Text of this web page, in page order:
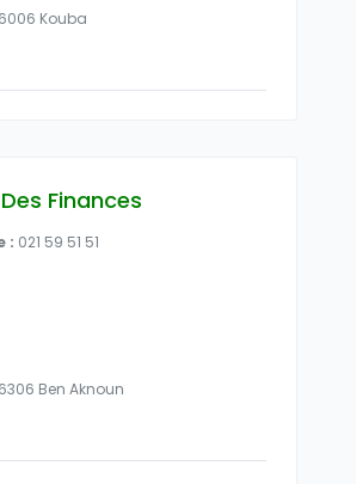
Kouba
Finances
: 021 59 51 51
Ben Aknoun